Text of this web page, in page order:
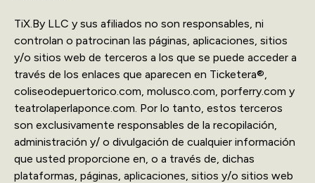
TiX.By LLC y sus afiliados no son responsables, ni
controlan o patrocinan las páginas, aplicaciones, sitios
y/o sitios web de terceros a los que se puede acceder a
través de los enlaces que aparecen en Ticketera®,
coliseodepuertorico.com, molusco.com, porferry.com y
teatrolaperlaponce.com. Por lo tanto, estos terceros
son exclusivamente responsables de la recopilación,
administración y/ o divulgación de cualquier información
que usted proporcione en, o a través de, dichas
plataformas, páginas, aplicaciones, sitios y/o sitios web